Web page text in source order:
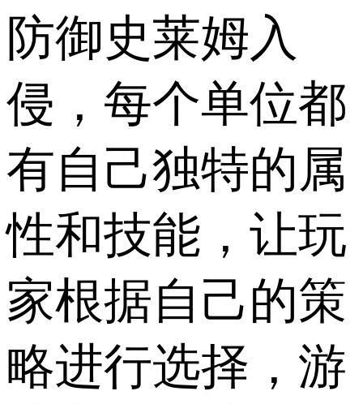
防御史莱姆入
侵，每个单位都
有自己独特的属
性和技能，让玩
家根据自己的策
略进行选择，游